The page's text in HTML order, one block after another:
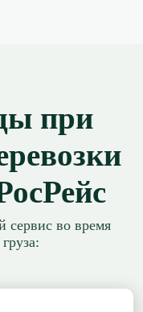
при
сервис во время